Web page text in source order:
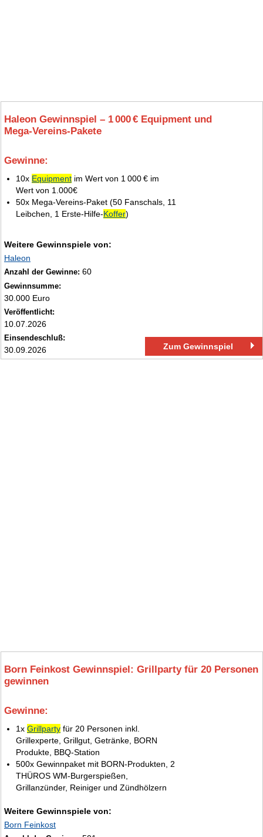
Haleon Gewinnspiel – 1 000 € Equipment und
Mega‑Vereins‑Pakete
Gewinne:
10x Equipment im Wert von 1 000 € im
Wert von 1.000€
50x Mega-Vereins-Paket (50 Fanschals, 11
Leibchen, 1 Erste-Hilfe-Koffer)
Weitere Gewinnspiele von:
Haleon
Anzahl der Gewinne: 60
Gewinnsumme:
30.000 Euro
Veröffentlicht:
10.07.2026
Einsendeschluß:
30.09.2026 Zum Gewinnspiel
Born Feinkost Gewinnspiel: Grillparty für 20 Personen
gewinnen
Gewinne:
1x Grillparty für 20 Personen inkl.
Grillexperte, Grillgut, Getränke, BORN
Produkte, BBQ-Station
500x Gewinnpaket mit BORN-Produkten, 2
THÜROS WM-Burgerspießen,
Grillanzünder, Reiniger und Zündhölzern
Weitere Gewinnspiele von:
Born Feinkost